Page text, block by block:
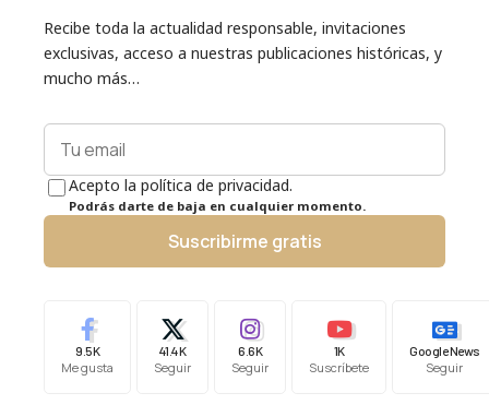
Recibe toda la actualidad responsable, invitaciones
exclusivas, acceso a nuestras publicaciones históricas, y
mucho más…
Acepto la política de privacidad.
Podrás darte de baja en cualquier momento.
Suscribirme gratis
9.5K
Me gusta
41.4K
Seguir
6.6K
Seguir
1K
Suscríbete
Google News
Seguir